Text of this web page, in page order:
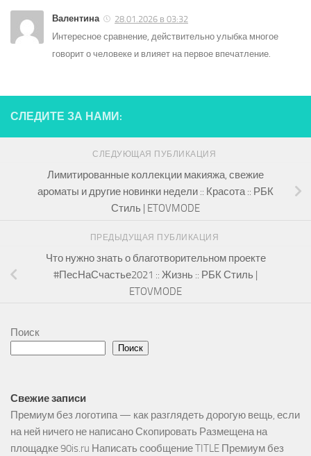
Валентина
28.01.2026 в 03:32
Интересное сравнение, действительно улыбка многое
говорит о человеке и влияет на первое впечатление.
СЛЕДИТЕ ЗА НАМИ:
СЛЕДУЮЩАЯ ПУБЛИКАЦИЯ
Лимитированные коллекции макияжа, свежие
ароматы и другие новинки недели :: Красота :: РБК
Стиль | ETOVMODE
ПРЕДЫДУЩАЯ ПУБЛИКАЦИЯ
Что нужно знать о благотворительном проекте
#ПесНаСчастье2021 :: Жизнь :: РБК Стиль |
ETOVMODE
Поиск
Поиск
Свежие записи
Премиум без логотипа — как разглядеть дорогую вещь, если
на ней ничего не написано Скопировать Размещена на
площадке 90is.ru Написать сообщение TITLE Премиум без